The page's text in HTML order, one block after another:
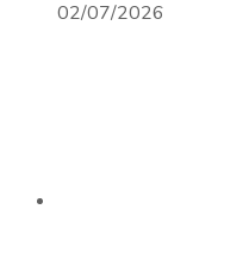
02/07/2026